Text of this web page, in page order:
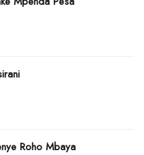
Roho Mbaya